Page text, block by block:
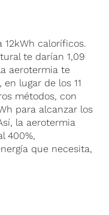
caloríficos.
te darían 1,09
aerotermia te
lugar de los 11
métodos, con
para alcanzar los
la aerotermia
400%,
que necesita,